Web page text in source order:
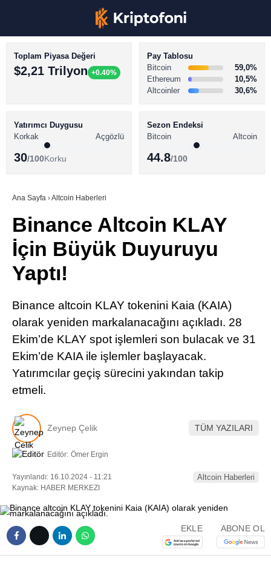
Youtube
TikTok
LinkedIn
Telegram
BİTCOİN HABERLERİ
ALTCOİN HABERLERİ
SÖZLÜK
Toplam Piyasa Değeri
$2,21 Trilyon +0.40%
Pay Tablosu
Bitcoin
59,0%
Ethereum
10,5%
Altcoinler
30,6%
Yatırımcı Duygusu
Korkak
Açgözlü
30/100Korku
Sezon Endeksi
Bitcoin
Altcoin
44.8/100
Ana Sayfa ›Altcoin Haberleri
Binance Altcoin KLAY
İçin Büyük Duyuruyu
Yaptı!
Binance altcoin KLAY tokenini Kaia (KAIA)
olarak yeniden markalanacağını açıkladı. 28
Ekim’de KLAY spot işlemleri son bulacak ve 31
Ekim’de KAIA ile işlemler başlayacak.
Yatırımcılar geçiş sürecini yakından takip
etmeli.
Zeynep Çelik TÜM YAZILARI
Editör: Ömer Ergin
Yayınlandı: 16.10.2024 - 11:21
Kaynak: HABER MERKEZI
Altcoin Haberleri
EKLE ABONE OL